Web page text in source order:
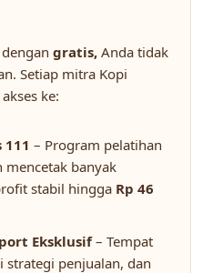
gratis, Anda tidak
Setiap mitra Kopi
ke:
– Program pelatihan
banyak
stabil hingga Rp 46
Eksklusif– Tempat
strategi penjualan, dan